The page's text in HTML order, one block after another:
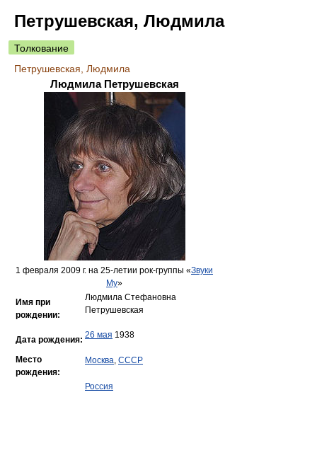
Петрушевская, Людмила
Толкование
Петрушевская, Людмила
Людмила Петрушевская
1 февраля 2009 г. на 25-летии рок-группы «Звуки
Му»
Имя при
рождении:
Людмила Стефановна
Петрушевская
Дата рождения: 26 мая 1938
Место
рождения:
Москва, СССР
Россия